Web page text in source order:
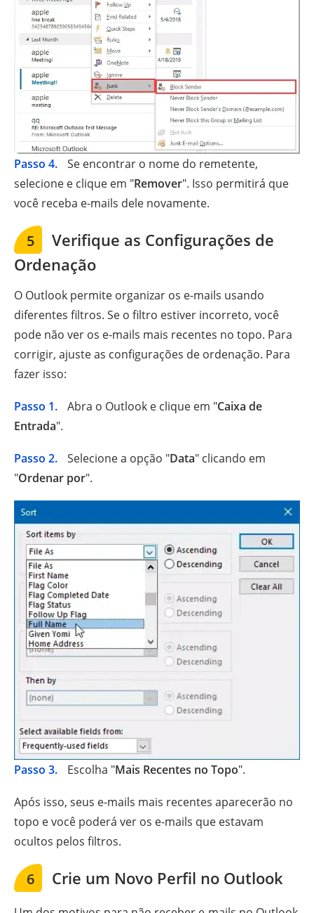
Passo 4.
Se encontrar o nome do remetente,
selecione e clique em "Remover". Isso permitirá que
você receba e-mails dele novamente.
5
Verifique as Configurações de
Ordenação
O Outlook permite organizar os e-mails usando
diferentes filtros. Se o filtro estiver incorreto, você
pode não ver os e-mails mais recentes no topo. Para
corrigir, ajuste as configurações de ordenação. Para
fazer isso:
Passo 1. Abra o Outlook e clique em "Caixa de
Entrada".
Passo 2. Selecione a opção "Data" clicando em
"Ordenar por".
Passo 3. Escolha "Mais Recentes no Topo".
Após isso, seus e-mails mais recentes aparecerão no
topo e você poderá ver os e-mails que estavam
ocultos pelos filtros.
6 Crie um Novo Perfil no Outlook